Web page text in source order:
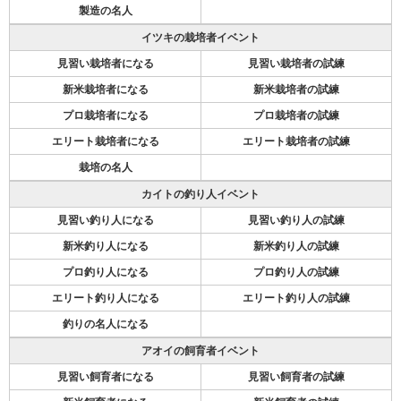
製造の名人
イツキの栽培者イベント
見習い栽培者になる 見習い栽培者の試練
新米栽培者になる 新米栽培者の試練
プロ栽培者になる プロ栽培者の試練
エリート栽培者になる エリート栽培者の試練
栽培の名人
カイトの釣り人イベント
見習い釣り人になる 見習い釣り人の試練
新米釣り人になる 新米釣り人の試練
プロ釣り人になる プロ釣り人の試練
エリート釣り人になる エリート釣り人の試練
釣りの名人になる
アオイの飼育者イベント
見習い飼育者になる 見習い飼育者の試練